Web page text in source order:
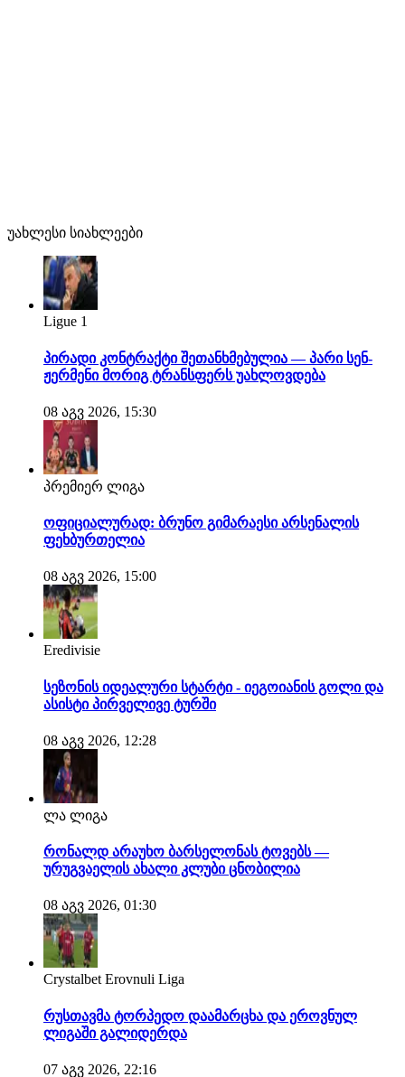
უახლესი სიახლეები
Ligue 1
პირადი კონტრაქტი შეთანხმებულია — პარი სენ-
ჟერმენი მორიგ ტრანსფერს უახლოვდება
08 აგვ 2026, 15:30
პრემიერ ლიგა
ოფიციალურად: ბრუნო გიმარაესი არსენალის
ფეხბურთელია
08 აგვ 2026, 15:00
Eredivisie
სეზონის იდეალური სტარტი - იეგოიანის გოლი და
ასისტი პირველივე ტურში
08 აგვ 2026, 12:28
ლა ლიგა
რონალდ არაუხო ბარსელონას ტოვებს —
ურუგვაელის ახალი კლუბი ცნობილია
08 აგვ 2026, 01:30
Crystalbet Erovnuli Liga
რუსთავმა ტორპედო დაამარცხა და ეროვნულ
ლიგაში გალიდერდა
07 აგვ 2026, 22:16